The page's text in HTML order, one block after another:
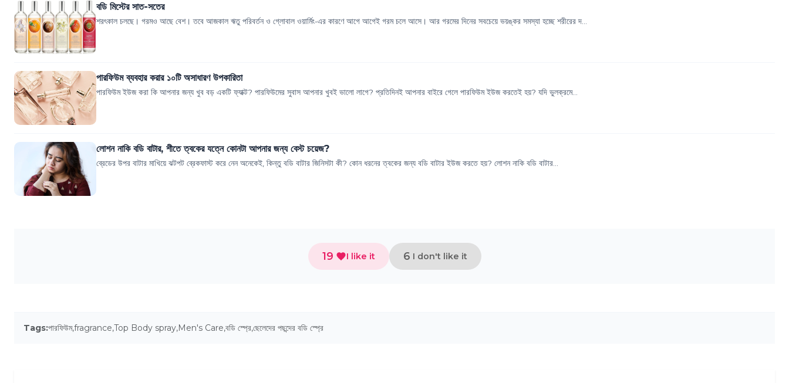
বডি মিস্টের সাত-সতের
শরৎকাল চলছে। গরমও আছে বেশ। তবে আজকাল ঋতু পরিবর্তন ও গ্লোবাল ওয়ার্মিং-এর কারণে আগে আগেই গরম চলে আসে। আর গরমের দিনের সবচেয়ে ভয়ঙ্কর সমস্যা হচ্ছে শরীরের দ...
পারফিউম ব্যবহার করার ১০টি অসাধারণ উপকারিতা
পারফিউম ইউজ করা কি আপনার জন্য খুব বড় একটি ফ্যাক্ট? পারফিউমের সুবাস আপনার খুবই ভালো লাগে? প্রতিদিনই আপনার বাইরে গেলে পারফিউম ইউজ করতেই হয়? যদি ভুলক্রমে...
লোশন নাকি বডি বাটার, শীতে ত্বকের যত্নে কোনটা আপনার জন্য বেস্ট চয়েজ?
ব্রেডের উপর বাটার মাখিয়ে ঝটপট ব্রেকফাস্ট করে নেন অনেকেই, কিন্তু বডি বাটার জিনিসটা কী? কোন ধরনের ত্বকের জন্য বডি বাটার ইউজ করতে হয়? লোশন নাকি বডি বাটার...
19 I like it 6 I don't like it
Tags:পারফিউম,fragrance,Top Body spray,Men's Care,বডি স্প্রে,ছেলেদের পছন্দের বডি স্প্রে